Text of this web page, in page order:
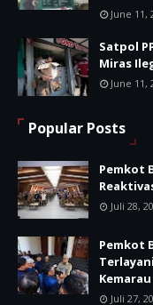
June 11,
Satpol
Miras
June 11,
Popular Posts
Pemkot
Juli 28,
Pemkot
Kemarau
Juli 27,